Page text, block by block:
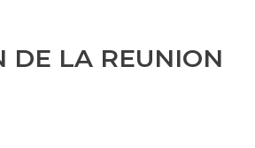
DE LA REUNION